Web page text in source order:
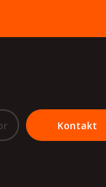
Kontakt